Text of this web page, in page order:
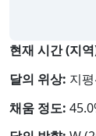
현재 시간 (지
달의 위상: 지
채움 정도: